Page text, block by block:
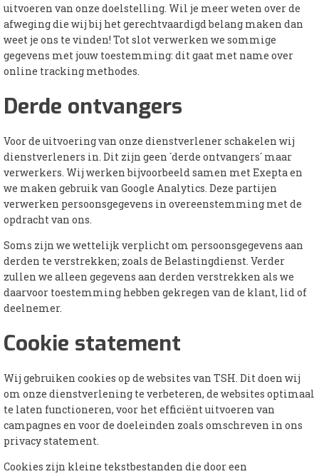
uitvoeren van onze doelstelling. Wil je meer weten over de
afweging die wij bij het gerechtvaardigd belang maken dan
weet je ons te vinden! Tot slot verwerken we sommige
gegevens met jouw toestemming: dit gaat met name over
online tracking methodes.
Derde ontvangers
Voor de uitvoering van onze dienstverlener schakelen wij
dienstverleners in. Dit zijn geen ´derde ontvangers´ maar
verwerkers. Wij werken bijvoorbeeld samen met Exepta en
we maken gebruik van Google Analytics. Deze partijen
verwerken persoonsgegevens in overeenstemming met de
opdracht van ons.
Soms zijn we wettelijk verplicht om persoonsgegevens aan
derden te verstrekken; zoals de Belastingdienst. Verder
zullen we alleen gegevens aan derden verstrekken als we
daarvoor toestemming hebben gekregen van de klant, lid of
deelnemer.
Cookie statement
Wij gebruiken cookies op de websites van TSH. Dit doen wij
om onze dienstverlening te verbeteren, de websites optimaal
te laten functioneren, voor het efficiënt uitvoeren van
campagnes en voor de doeleinden zoals omschreven in ons
privacy statement.
Cookies zijn kleine tekstbestanden die door een